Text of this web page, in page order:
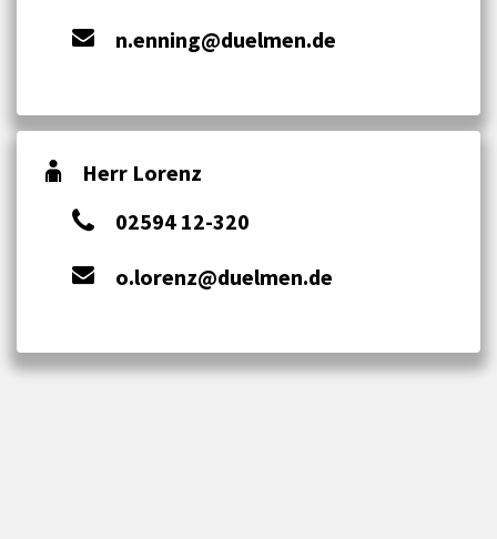
n.enning@duelmen.de
Herr Lorenz
02594 12-320
o.lorenz@duelmen.de